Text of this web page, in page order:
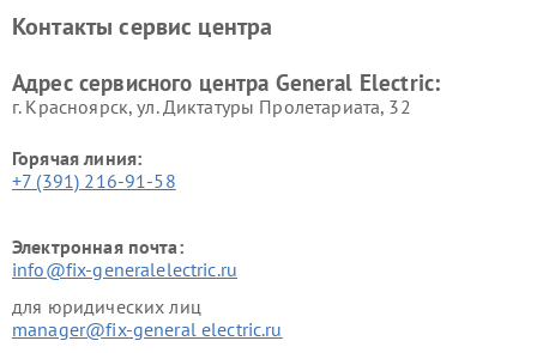
Electric
General Electric
Контакты сервис центра
Адрес сервисного центра General Electric:
г. Красноярск, ул. Диктатуры Пролетариата, 32
Горячая линия:
+7 (391) 216-91-58
Электронная почта:
info@fix-generalelectric.ru
для юридических лиц
manager@fix-general electric.ru